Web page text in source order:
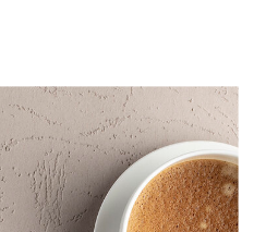
heb je die!
niet weet of je nog
met marketing,